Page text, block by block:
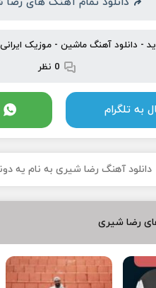
- دانلود آهنگ ماشین- موزیک ایرانی
0 نظر
به تلگرام
دانلود آهنگ رضا شیری به نام یه
رضا شیری